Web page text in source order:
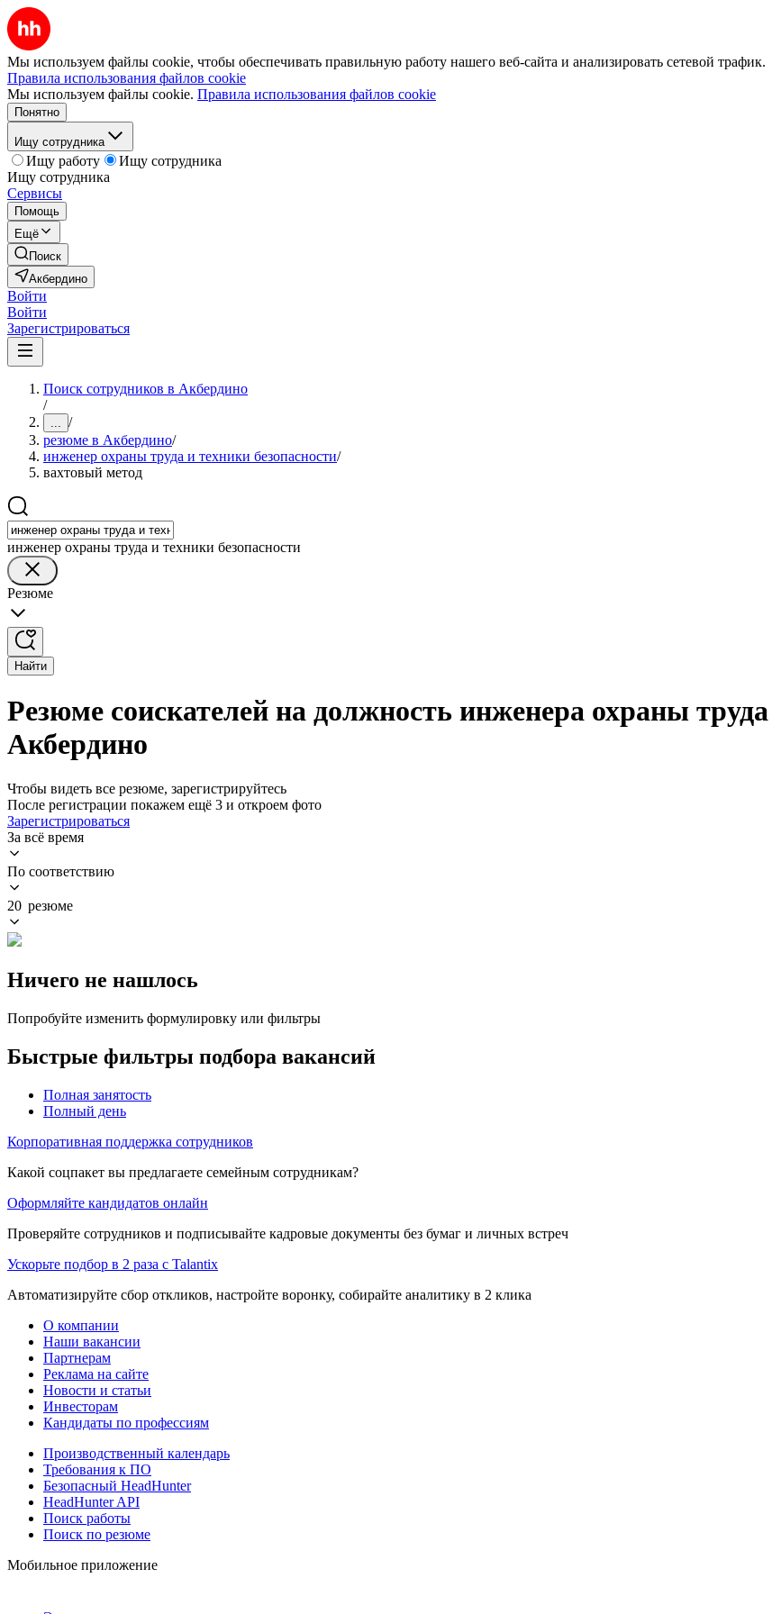
Мы используем файлы cookie, чтобы обеспечивать правильную работу нашего веб-сайта и анализировать сетевой трафик.
Правила использования файлов cookie
Мы используем файлы cookie. Правила использования файлов cookie
Понятно
Ищу сотрудника
Ищу работу
Ищу сотрудника
Ищу сотрудника
Сервисы
Помощь
Ещё
Поиск
Акбердино
Войти
Войти
Зарегистрироваться
Поиск сотрудников в Акбердино
/
... /
резюме в Акбердино/
инженер охраны труда и техники безопасности/
вахтовый метод
инженер охраны труда и техники безопасности
Резюме
Найти
Резюме соискателей на должность инженера охраны
Акбердино
Чтобы видеть все резюме, зарегистрируйтесь
После регистрации покажем ещё 3 и откроем фото
Зарегистрироваться
За всё время
По соответствию
20 резюме
Ничего не нашлось
Попробуйте изменить формулировку или фильтры
Быстрые фильтры подбора вакансий
Полная занятость
Полный день
Корпоративная поддержка сотрудников
Какой соцпакет вы предлагаете семейным сотрудникам?
Оформляйте кандидатов онлайн
Проверяйте сотрудников и подписывайте кадровые документы без бумаг и личных встреч
Ускорьте подбор в 2 раза с Talantix
Автоматизируйте сбор откликов, настройте воронку, собирайте аналитику в 2 клика
О компании
Наши вакансии
Партнерам
Реклама на сайте
Новости и статьи
Инвесторам
Кандидаты по профессиям
Производственный календарь
Требования к ПО
Безопасный HeadHunter
HeadHunter API
Поиск работы
Поиск по резюме
Мобильное приложение